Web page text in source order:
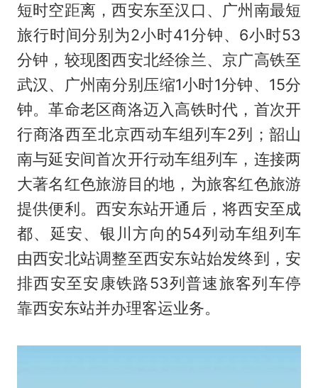
短时空距离，西安东至汉口、广州南最短
旅行时间分别为2小时41分钟、6小时53
分钟，较现图西安北经徐兰、京广高铁至
武汉、广州南分别压缩1小时1分钟、15分
钟。革命老区商洛迈入高铁时代，首次开
行商洛西至北京西动车组列车2列；韶山
南与延安间首次开行动车组列车，连接两
大著名红色旅游目的地，为旅客红色旅游
提供便利。西安东站开通后，将西安至成
都、延安、银川方向的54列动车组列车
由西安北站调整至西安东站始发终到，安
排西安至安康铁路53列普速旅客列车停
靠西安东站并办理客运业务。